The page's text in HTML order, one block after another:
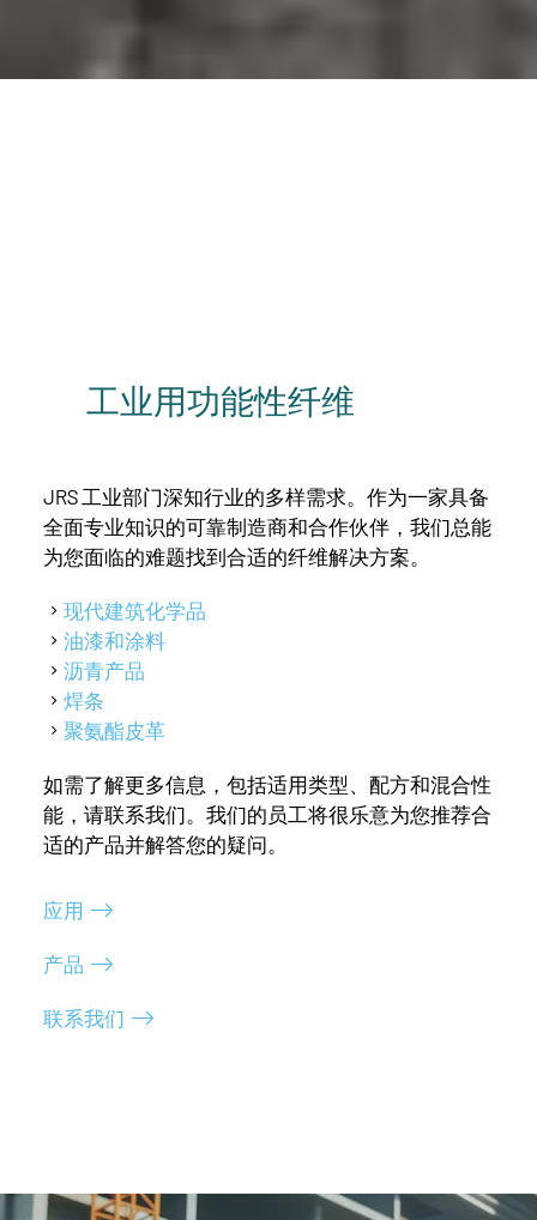
工业用功能性纤维
JRS 工业部门深知行业的多样需求。作为一家具备
全面专业知识的可靠制造商和合作伙伴，我们总能
为您面临的难题找到合适的纤维解决方案。
现代建筑化学品
油漆和涂料
沥青产品
焊条
聚氨酯皮革
如需了解更多信息，包括适用类型、配方和混合性
能，请联系我们。我们的员工将很乐意为您推荐合
适的产品并解答您的疑问。
应用
产品
联系我们